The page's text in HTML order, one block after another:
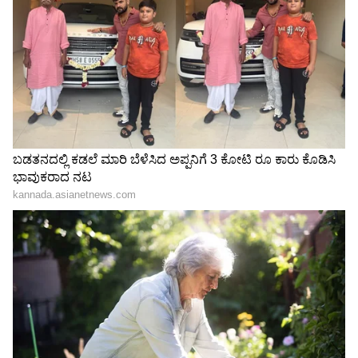
ಪಾಕಿಸ್ತಾನದ ರೈಲಿನಲ್ಲಿ ಟಿಕೆಟ್
ಇಲ್ಲದೇ ಪ್ರಯಾಣಿಸಿದ್ರೆ ಎಷ್ಟು ದಂಡ
ಹಾಕ್ತಾರೆ ?
ಸಿಂಧೂ ನದಿಯಲ್ಲಿ ಸಿಕ್ಕಿತು ಚಿನ್ನದ
ನಿಧಿ, ಪಾಕಿಸ್ತಾನದಲ್ಲಿ ಭಾರೀ
ಯಂತ್ರಗಳೊಂದಿಗೆ ನಡೆಯುತ್ತಿದೆ
ಗಣಿಗಾರಿಕೆ
ಭಾರತದ ಜತೆ ರೈಲ್ವೆ ಸಂಪರ್ಕ:
ರಷ್ಯಾ ಪ್ರಸ್ತಾಪ; ಹಿಂದೂ
ಮಹಾಸಾಗರಕ್ಕೆ ನೇರ ರೈಲ್ವೆ ಜಾಲ
'ಇದು ಟ್ರೇಲರ್, ದೇಶವನ್ನೇ ಬಂದ್
ಮಾಡ್ತೀವಿ..' ಬೆಲೆ ಏರಿಕೆ ವಿರೋಧಿಸಿ
ಪಾಕಿಸ್ತಾನ ಸರ್ಕಾರದ ವಿರುದ್ಧ
ಜನರ ದಂಗೆ
LATEST VIDEOS